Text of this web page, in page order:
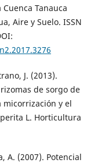
Tanauca
Aire y Suelo. ISSN
J. (2013).
de sorgo de
micorrización y el
L. Horticultura
A. (2007). Potencial